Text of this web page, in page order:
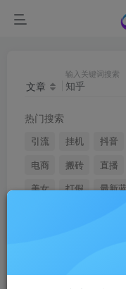
文章
输入关键词搜索
热门搜索
引流 挂机 抖音
电商
搬砖 直播
美女
打假 最新